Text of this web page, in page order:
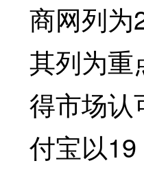
商网列为
其列为重
得市场认
付宝以